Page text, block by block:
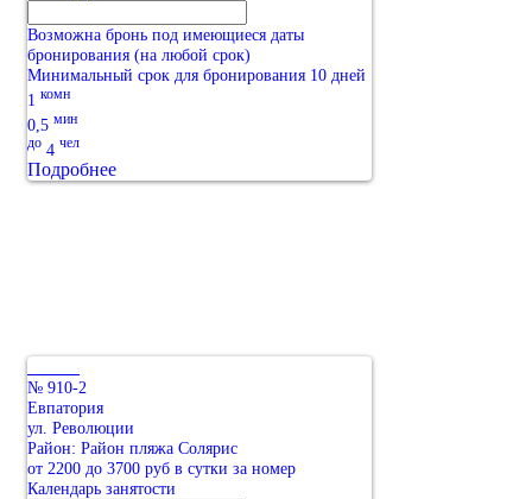
Возможна бронь под имеющиеся даты
бронирования (на любой срок)
Минимальный срок для бронирования 10 дней
1 комн
0,5 мин
до 4 чел
Подробнее
№ 910-2
Евпатория
ул. Революции
Район: Район пляжа Солярис
от 2200 до 3700 руб в сутки за номер
Календарь занятости